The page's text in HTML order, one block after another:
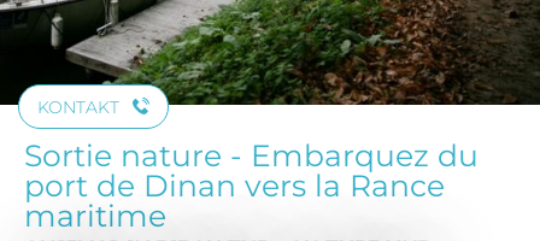
KONTAKT
Sortie nature - Embarquez du
port de Dinan vers la Rance
maritime